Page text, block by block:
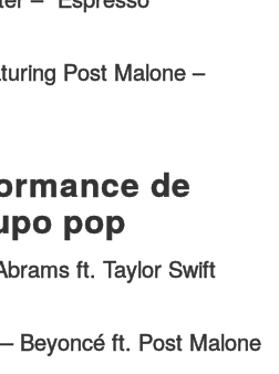
Post Malone –
de
pop
ft. Taylor Swift
Beyoncé ft. Post Malone